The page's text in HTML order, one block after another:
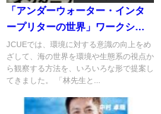
「アンダーウォーター・インタ
ープリターの世界」ワークショ
ップを開催致します
JCUEでは、環境に対する意識の向上をめ
ざして、海の世界を環境や生態系の視点か
ら観察する方法を、いろいろな形で提案し
てきました。 「林先生と...